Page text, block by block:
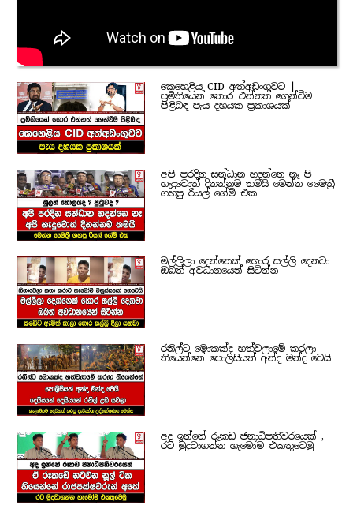
කෙහෙළිය CID අත්අඩංගුවට |
ප්‍රමිතියෙන් තොර එන්නත් ගෙන්වීම
පිළිබඳ පැය දහයක ප්‍රකාශයක්
අපි පරදින සන්ධාන හදන්නෙ නෑ පි
හැදුවොත් දිනන්නම තමයි මෙන්න මෛත්‍රී
ගහපු රියල් ගේම් එක
මල්ලිලා දෙන්නෙක් හොර සල්ලි දෙනවා
ඔබත් අවධානයෙන් සිටින්න
රනිල්ට මොකක්ද හත්වලාමේ කරලා
තියෙන්නේ පොලිසියත් අන්ද මන්ද වෙයි
අද ඉන්නේ රූකඩ ජනාධිපතිවරයෙක් ,
රට මුදවාගන්න හැමෝම එකතුවෙමු